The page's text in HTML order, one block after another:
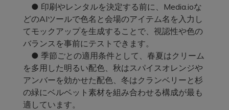
● 印刷やレンタルを決定する前に、Media.ioな
どのAIツールで色名と会場のアイテム名を入力し
てモックアップを生成することで、視認性や色の
バランスを事前にテストできます。
● 季節ごとの適用条件として、春夏はクリーム
を多用した明るい配色、秋はスパイスオレンジや
アンバーを効かせた配色、冬はクランベリーと杉
の緑にベルベット素材を組み合わせる構成が最も
適しています。